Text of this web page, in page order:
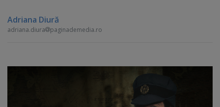
Adriana Diură
adriana.diura paginademedia.ro